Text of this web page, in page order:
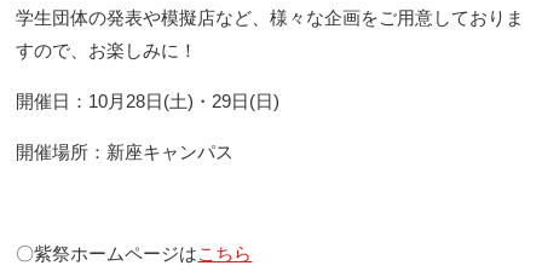
学生団体の発表や模擬店など、様々な企画をご用意しておりま
すので、お楽しみに！
開催日：10月28日(土)・29日(日)
開催場所：新座キャンパス
〇紫祭ホームページはこちら